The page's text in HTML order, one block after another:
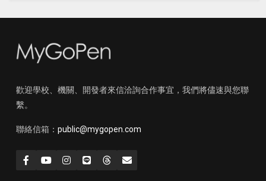
歡迎學校、機關、開發者來信洽詢合作事宜，我們將儘速與您聯
繫。
聯絡信箱： public@mygopen.com